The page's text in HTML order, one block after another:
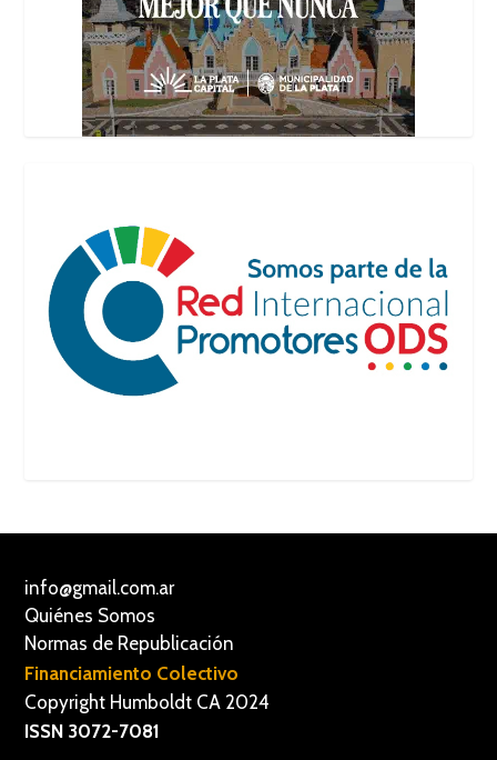
info@gmail.com.ar
Quiénes Somos
Normas de Republicación
Financiamiento Colectivo
Copyright Humboldt CA 2024
ISSN 3072-7081